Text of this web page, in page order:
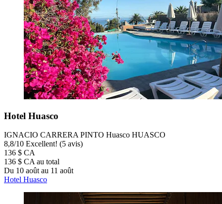
Hotel Huasco
IGNACIO CARRERA PINTO Huasco HUASCO
8,8/10 Excellent! (5 avis)
136 $ CA
136 $ CA au total
Du 10 août au 11 août
Hotel Huasco